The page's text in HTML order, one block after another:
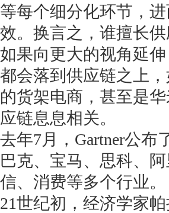
等每个细分化环节，
效。换言之，谁擅长
如果向更大的视角延
都会落到供应链之上
的货架电商，甚至是
应链息息相关。
去年7月，Gartner公布
巴克、宝马、思科、
信、消费等多个行业。
21世纪初，经济学家